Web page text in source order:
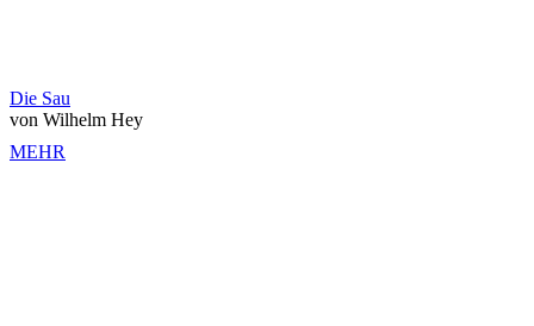
Die Sau
von Wilhelm Hey
MEHR